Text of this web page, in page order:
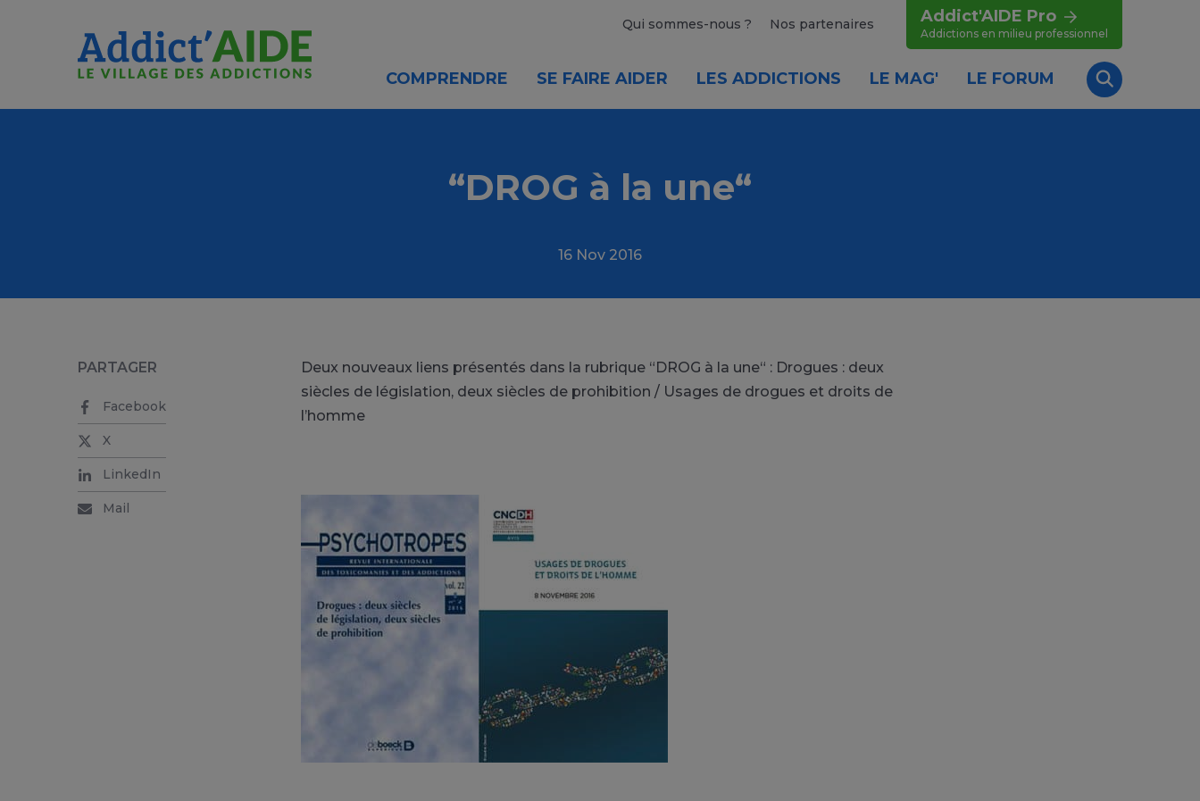
Qui sommes-nous ? Nos partenaires Addict'AIDE Pro
Addictions en milieu professionnel
COMPRENDRE SE FAIRE AIDER LES ADDICTIONS LE MAG' LE FORUM
Recherche
“DROG à la une“
16 Nov 2016
Deux nouveaux liens présentés dans la rubrique “DROG à la une“ : Drogues : deux
siècles de législation, deux siècles de prohibition / Usages de drogues et droits de
l’homme
PARTAGER
Facebook
X
LinkedIn
Mail